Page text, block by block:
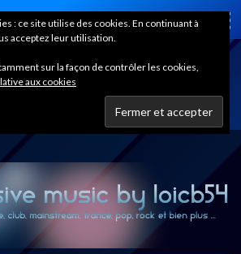
Home
: ce site utilise des cookies. En continuant à
acceptez leur utilisation.
sur la façon de contrôler les cookies,
aux cookies